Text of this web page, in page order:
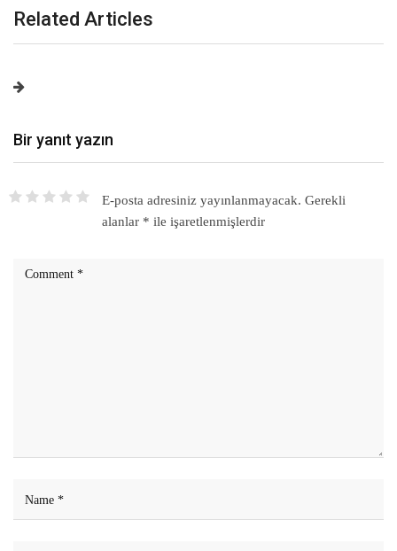
Related Articles
Bir yanıt yazın
E-posta adresiniz yayınlanmayacak. Gerekli
alanlar * ile işaretlenmişlerdir